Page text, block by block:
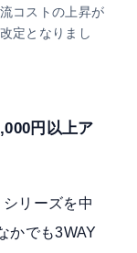
コストの上昇が
定となりまし
円以上ア
リーズを中
かでも3WAY